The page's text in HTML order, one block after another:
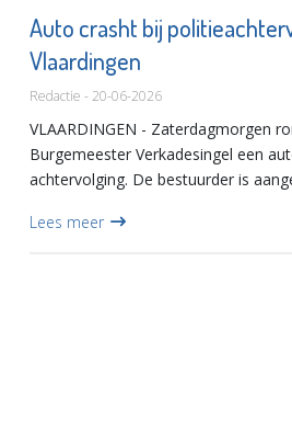
Auto crasht bij
Vlaardingen
Redactie - 20-06-2026
VLAARDINGEN - Zaterdagmorgen
Burgemeester Verkadesingel een
achtervolging. De bestuurder is
achtervolgin...
Lees meer